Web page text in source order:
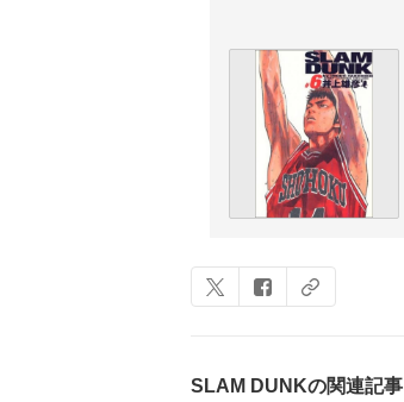
SLAM DUNKの関連記事